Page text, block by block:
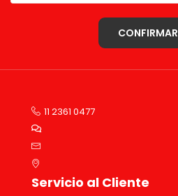
CONFIRMAR
11 2361 0477
Servicio al Cliente